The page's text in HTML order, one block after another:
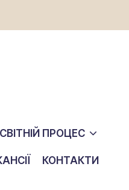
ПРОЦЕС
КОНТАКТИ